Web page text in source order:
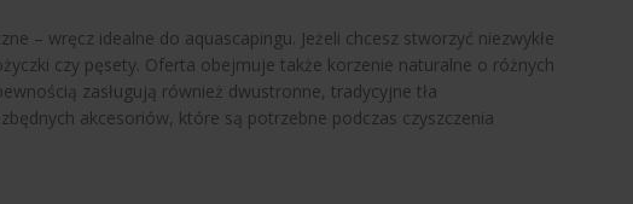
– wręcz idealne do aquascapingu. Jeżeli chcesz stworzyć niezwykłe
czy pęsety. Oferta obejmuje także korzenie naturalne o różnych
zasługują również dwustronne, tradycyjne tła
akcesoriów, które są potrzebne podczas czyszczenia